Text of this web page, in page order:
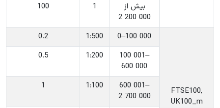
‎بیش از
2 200 000
‎1
100
‎FTSE100,
UK100_m
‎0–100 000
‎1:500
0.2
‎100 001–
600 000
‎1:200
0.5
‎600 001–
2 700 000
‎1:100
1